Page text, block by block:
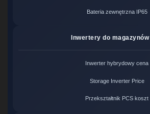
Bateria zewnętrzna IP65
Inwertery do magazynów
Inwerter hybrydowy cena
Storage Inverter Price
Przekształtnik PCS koszt